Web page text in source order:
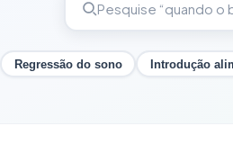
Regressão do sono Introdução